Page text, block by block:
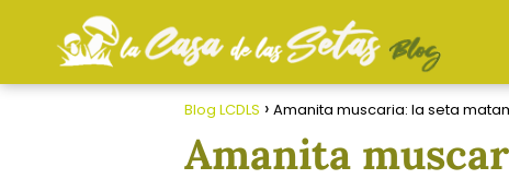
Blog LCDLS Amanita muscaria: la seta
Amanita